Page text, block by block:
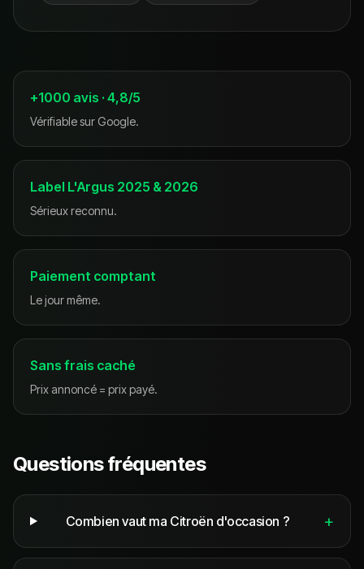
+1000 avis · 4,8/5
Vérifiable sur Google.
Label L'Argus 2025 & 2026
Sérieux reconnu.
Paiement comptant
Le jour même.
Sans frais caché
Prix annoncé = prix payé.
Questions fréquentes
Combien vaut ma Citroën d'occasion ? +